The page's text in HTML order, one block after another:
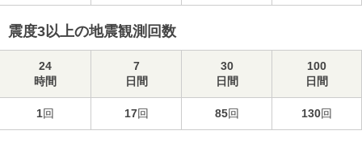
震度3以上の地震観測回数
24
時間
7
日間
30
日間
100
日間
1回 17回 85回 130回